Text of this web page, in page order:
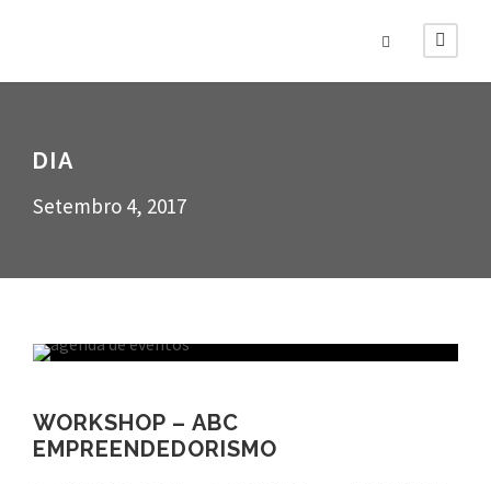
DIA
Setembro 4, 2017
WORKSHOP – ABC
EMPREENDEDORISMO